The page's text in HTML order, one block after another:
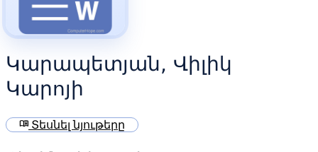
Կարապետյան, Վիլիկ
Կարոյի
menu_book Տեսնել նյութերը